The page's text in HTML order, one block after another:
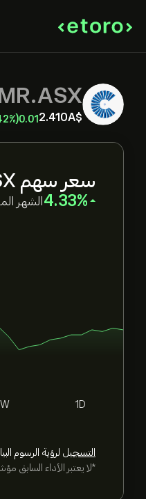
2.410‎A$‎
0.01
(0.42%)
سعر سهم SMR.ASX - رسم بياني مباشر
‎4.33‎ الشهر
1D
التسجيل لرؤية الرسوم
*لا يعتبر الأداء السابق